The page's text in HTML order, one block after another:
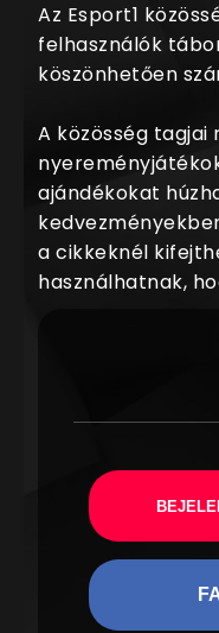
Az Esport1
felhasználók
köszönhetően
A közösség tagjai
ajándékokat
a cikkeknél
használhatnak,